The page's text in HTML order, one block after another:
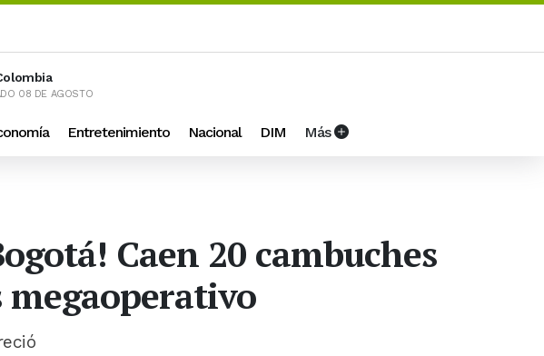
08 DE AGOSTO
Entretenimiento Nacional DIM Más
Caen 20 cambuches
megaoperativo